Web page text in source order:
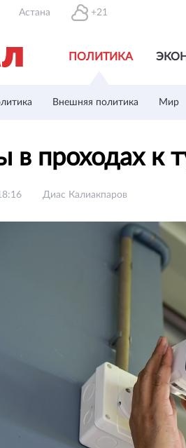
Астана +21
ПОЛИТИКА
Внешняя политика Мир
в проходах к
Диас Калиакпаров